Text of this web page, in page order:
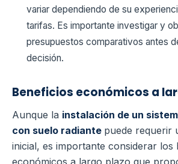
variar dependiendo de su
tarifas. Es importante investigar y
presupuestos comparativos antes
decisión.
Beneficios económicos a
Aunque la instalación de un
con suelo radiante puede requerir
inicial, es importante considerar los
económicos a largo plazo que